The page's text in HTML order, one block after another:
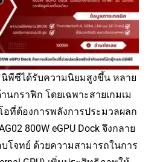
พีซีได้รับความนิยมสูงขึ้น หลาย
กราฟิก โดยเฉพาะสายเกมเม
ที่ต้องการพลังการประมวลผลก
800W eGPU Dock จึงกลาย
โจทย์ ด้วยความสามารถในการ